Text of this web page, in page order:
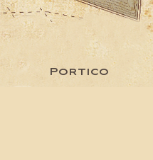
Portico